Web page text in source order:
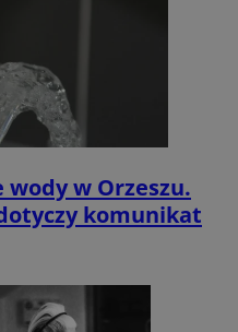
wody w Orzeszu.
komunikat